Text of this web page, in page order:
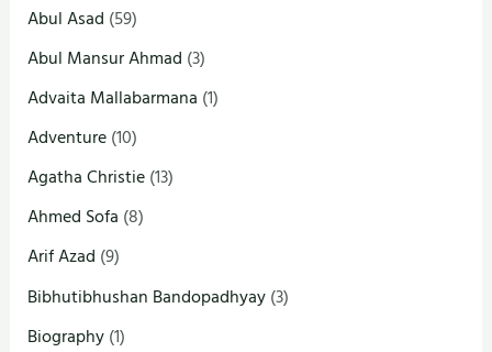
Abul Asad (59)
Abul Mansur Ahmad (3)
Advaita Mallabarmana (1)
Adventure(10)
Agatha Christie(13)
Ahmed Sofa (8)
Arif Azad (9)
Bibhutibhushan Bandopadhyay(3)
Biography(1)